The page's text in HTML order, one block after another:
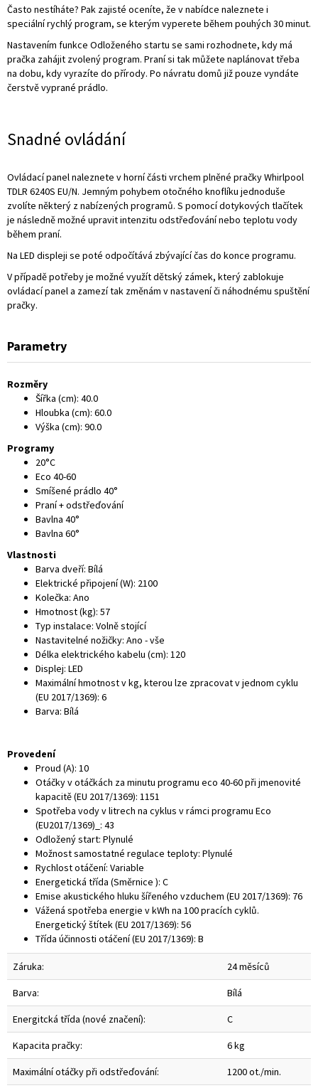
Často nestíháte? Pak zajisté oceníte, že v nabídce naleznete i
speciální rychlý program, se kterým vyperete během pouhých 30 minut.
Nastavením funkce Odloženého startu se sami rozhodnete, kdy má
pračka zahájit zvolený program. Praní si tak můžete naplánovat třeba
na dobu, kdy vyrazíte do přírody. Po návratu domů již pouze vyndáte
čerstvě vyprané prádlo.
Snadné ovládání
Ovládací panel naleznete v horní části vrchem plněné pračky Whirlpool
TDLR 6240S EU/N. Jemným pohybem otočného knoflíku jednoduše
zvolíte některý z nabízených programů. S pomocí dotykových tlačítek
je následně možné upravit intenzitu odstřeďování nebo teplotu vody
během praní.
Na LED displeji se poté odpočítává zbývající čas do konce programu.
V případě potřeby je možné využít dětský zámek, který zablokuje
ovládací panel a zamezí tak změnám v nastavení či náhodnému spuštění
pračky.
Parametry
Rozměry
Šířka (cm): 40.0
Hloubka (cm): 60.0
Výška (cm): 90.0
Programy
20°C
Eco 40-60
Smíšené prádlo 40°
Praní + odstřeďování
Bavlna 40°
Bavlna 60°
Vlastnosti
Barva dveří: Bílá
Elektrické připojení (W): 2100
Kolečka: Ano
Hmotnost (kg): 57
Typ instalace: Volně stojící
Nastavitelné nožičky: Ano - vše
Délka elektrického kabelu (cm): 120
Displej: LED
Maximální hmotnost v kg, kterou lze zpracovat v jednom cyklu
(EU 2017/1369): 6
Barva: Bílá
Provedení
Proud (A): 10
Otáčky v otáčkách za minutu programu eco 40-60 při jmenovité
kapacitě (EU 2017/1369): 1151
Spotřeba vody v litrech na cyklus v rámci programu Eco
(EU2017/1369)_ : 43
Odložený start: Plynulé
Možnost samostatné regulace teploty: Plynulé
Rychlost otáčení: Variable
Energetická třída (Směrnice ): C
Emise akustického hluku šířeného vzduchem (EU 2017/1369): 76
Vážená spotřeba energie v kWh na 100 pracích cyklů.
Energetický štítek (EU 2017/1369): 56
Třída účinnosti otáčení (EU 2017/1369): B
Záruka: 24 měsíců
Barva: Bílá
Energitcká třída (nové značení): C
Kapacita pračky: 6 kg
Maximální otáčky při odstřeďování: 1200 ot./min.